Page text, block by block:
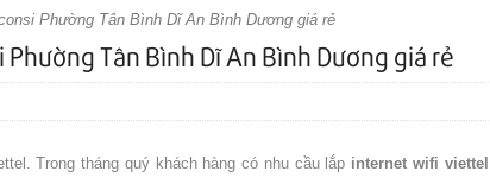
Phường Tân Bình Dĩ An Bình Dương giá rẻ
Tân Bình Dĩ An Bình Dương giá rẻ
Trong tháng quý khách hàng có nhu cầu lắp internet wifi